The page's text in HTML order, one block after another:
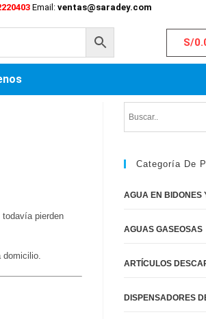
Email: ventas@saradey.com
S/
pierden
domicilio.
Categoría De
AGUA EN BIDONES
AGUAS GASEOSAS
ARTÍCULOS
DISPENSADORES